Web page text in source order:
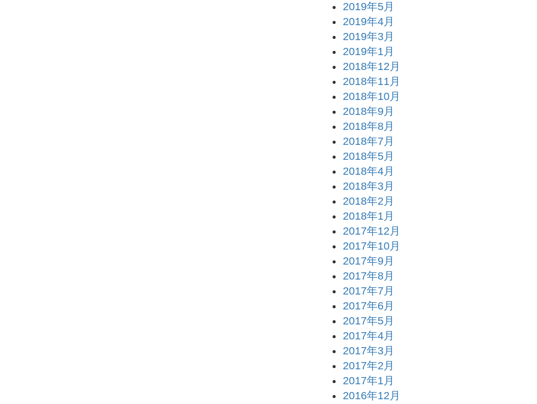
2019年5月
2019年4月
2019年3月
2019年1月
2018年12月
2018年11月
2018年10月
2018年9月
2018年8月
2018年7月
2018年5月
2018年4月
2018年3月
2018年2月
2018年1月
2017年12月
2017年10月
2017年9月
2017年8月
2017年7月
2017年6月
2017年5月
2017年4月
2017年3月
2017年2月
2017年1月
2016年12月